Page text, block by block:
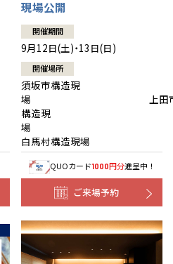
現場公開
開催期間
9月12日(土)・13日(日)
開催場所
須坂市構造現
場 上田
構造現
白馬村構造現場
QUOカード1000円分進呈中！
ご来場予約